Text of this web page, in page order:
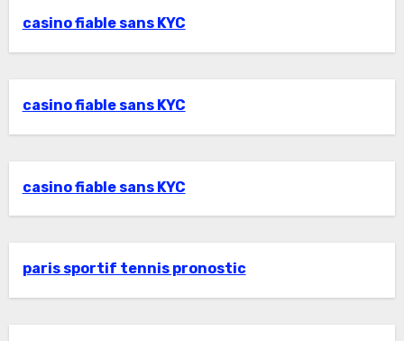
casino fiable sans KYC
casino fiable sans KYC
casino fiable sans KYC
paris sportif tennis pronostic